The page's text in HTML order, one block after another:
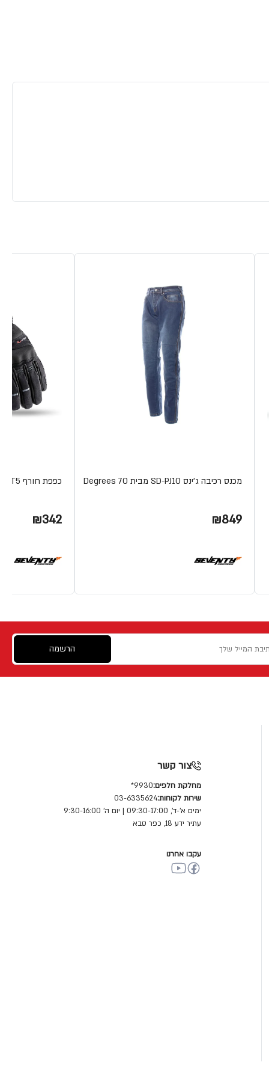
מכנס רכיבה ג'ינס SD-PJ10 מבית 70 Degrees
₪849
כפפת חורף SD-T5 מבית 70 Degrees
₪342
הרשמה
צור קשר
מחלקת חלפים:9930*
שירות לקוחות:03-6335624
ימים א'-ד', 09:30-17:00 | יום ה' 9:30-16:00
עתיר ידע 18, כפר סבא
עקבו אחרנו